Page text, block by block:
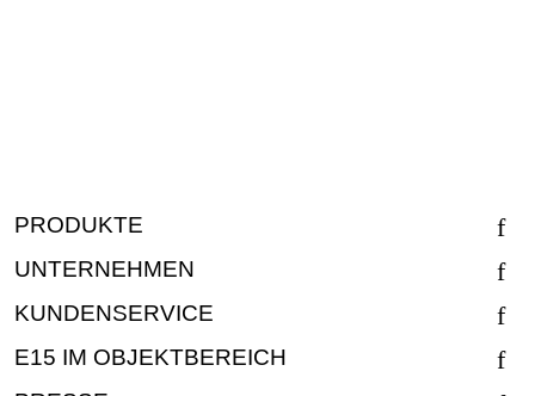
PRODUKTE
UNTERNEHMEN
KUNDENSERVICE
E15 IM OBJEKTBEREICH